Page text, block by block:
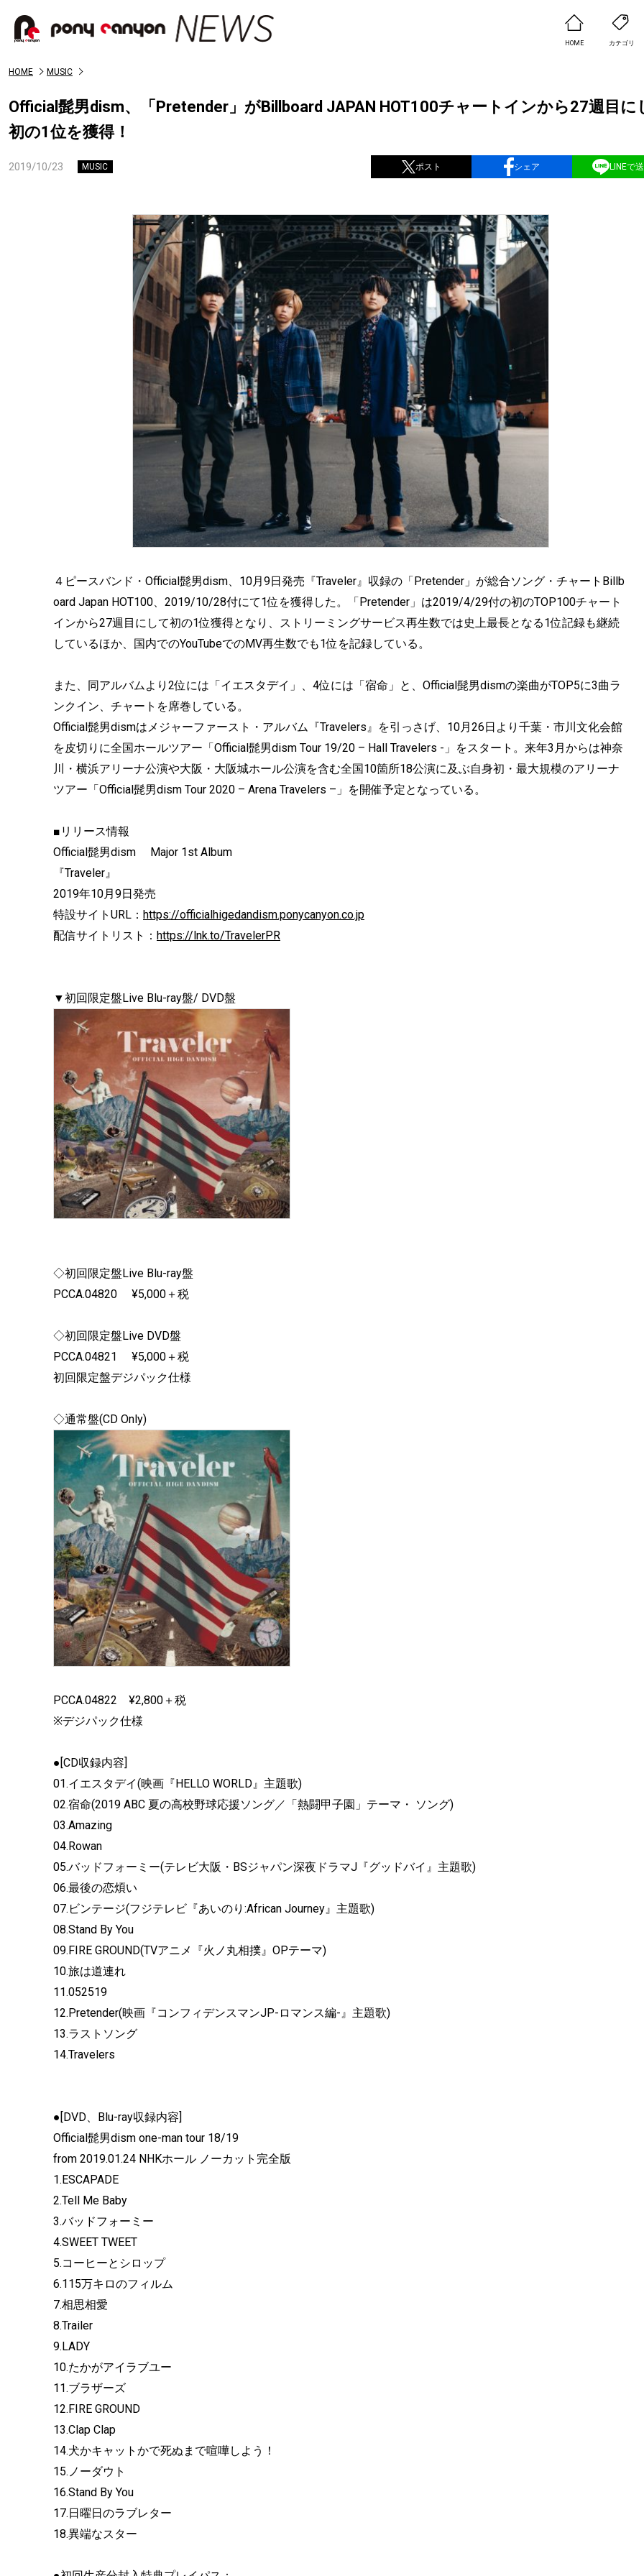
HOME カテゴリ
HOME MUSIC
Official髭男dism、「Pretender」がBillboard JAPAN HOT100チャートインから27週目に
初の1位を獲得！
2019/10/23 MUSIC ポスト シェア LINEで
４ピースバンド・Official髭男dism、10月9日発売『Traveler』収録の「Pretender」が総合ソング・チャートBillb
oard Japan HOT100、2019/10/28付にて1位を獲得した。「Pretender」は2019/4/29付の初のTOP100チャート
インから27週目にして初の1位獲得となり、ストリーミングサービス再生数では史上最長となる1位記録も継続
しているほか、国内でのYouTubeでのMV再生数でも1位を記録している。
また、同アルバムより2位には「イエスタデイ」、4位には「宿命」と、Official髭男dismの楽曲がTOP5に3曲ラ
ンクイン、チャートを席巻している。
Official髭男dismはメジャーファースト・アルバム『Travelers』を引っさげ、10月26日より千葉・市川文化会館
を皮切りに全国ホールツアー「Official髭男dism Tour 19/20 – Hall Travelers -」をスタート。来年3月からは神奈
川・横浜アリーナ公演や大阪・大阪城ホール公演を含む全国10箇所18公演に及ぶ自身初・最大規模のアリーナ
ツアー「Official髭男dism Tour 2020 – Arena Travelers –」を開催予定となっている。
■リリース情報
Official髭男dism Major 1st Album
『Traveler』
2019年10月9日発売
特設サイトURL： https://officialhigedandism.ponycanyon.co.jp
配信サイトリスト： https://lnk.to/TravelerPR
▼初回限定盤Live Blu-ray盤/ DVD盤
◇初回限定盤Live Blu-ray盤
PCCA.04820 ¥5,000＋税
◇初回限定盤Live DVD盤
PCCA.04821 ¥5,000＋税
初回限定盤デジパック仕様
◇通常盤(CD Only)
PCCA.04822 ¥2,800＋税
※デジパック仕様
●[CD収録内容]
01.イエスタデイ(映画『HELLO WORLD』主題歌)
02.宿命(2019 ABC 夏の高校野球応援ソング／「熱闘甲子園」テーマ・ ソング)
03.Amazing
04.Rowan
05.バッドフォーミー(テレビ大阪・ BSジャパン深夜ドラマJ『グッドバイ』主題歌)
06.最後の恋煩い
07.ビンテージ(フジテレビ『あいのり:African Journey』主題歌)
08.Stand By You
09.FIRE GROUND(TVアニメ『火ノ丸相撲』OPテーマ)
10.旅は道連れ
11.052519
12.Pretender(映画『コンフィデンスマンJP- ロマンス編-』主題歌)
13.ラストソング
14.Travelers
●[DVD、Blu-ray収録内容]
Official髭男dism one-man tour 18/19
from 2019.01.24 NHKホール ノーカット完全版
1.ESCAPADE
2.Tell Me Baby
3.バッドフォーミー
4.SWEET TWEET
5.コーヒーとシロップ
6.115万キロのフィルム
7.相思相愛
8.Trailer
9.LADY
10.たかがアイラブユー
11.ブラザーズ
12.FIRE GROUND
13.Clap Clap
14.犬かキャットかで死ぬまで喧嘩しよう！
15.ノーダウト
16.Stand By You
17.日曜日のラブレター
18.異端なスター